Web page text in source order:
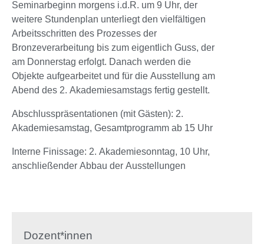
Seminarbeginn morgens i.d.R. um 9 Uhr, der
weitere Stundenplan unterliegt den vielfältigen
Arbeitsschritten des Prozesses der
Bronzeverarbeitung bis zum eigentlich Guss, der
am Donnerstag erfolgt. Danach werden die
Objekte aufgearbeitet und für die Ausstellung am
Abend des 2. Akademiesamstags fertig gestellt.
Abschlusspräsentationen (mit Gästen): 2.
Akademiesamstag, Gesamtprogramm ab 15 Uhr
Interne Finissage: 2. Akademiesonntag, 10 Uhr,
anschließender Abbau der Ausstellungen
Dozent*innen